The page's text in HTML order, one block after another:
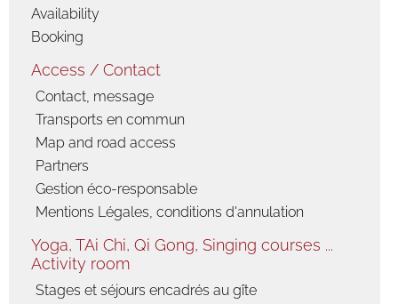
Availability
Booking
Access / Contact
Contact, message
Transports en commun
Map and road access
Partners
Gestion éco-responsable
Mentions Légales, conditions d'annulation
Yoga, TAi Chi, Qi Gong, Singing courses ...
Activity room
Stages et séjours encadrés au gîte